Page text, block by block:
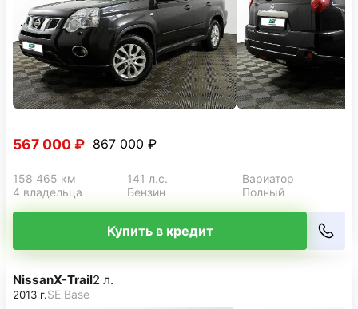
567 000 ₽ 867 000 ₽
158 465 км 141 л.с.
Вариатор
4 владельца
Бензин Полный
Купить в кредит
NissanX-Trail2 л.
2013 г.SE Base